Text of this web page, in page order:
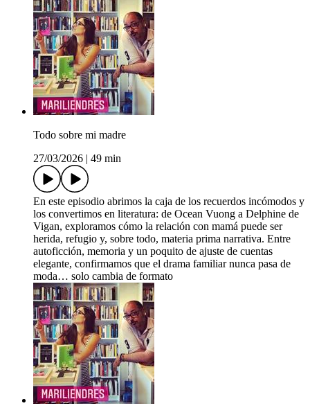
Todo sobre mi madre
27/03/2026
49 min
En este episodio abrimos la caja de los recuerdos incómodos y
los convertimos en literatura: de Ocean Vuong a Delphine de
Vigan, exploramos cómo la relación con mamá puede ser
herida, refugio y, sobre todo, materia prima narrativa. Entre
autoficción, memoria y un poquito de ajuste de cuentas
elegante, confirmamos que el drama familiar nunca pasa de
moda… solo cambia de formato